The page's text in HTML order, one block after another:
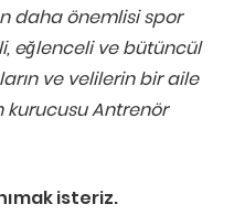
daha önemlisi spor
eğlenceli ve bütüncül
ve velilerin bir aile
kurucusu Antrenör
isteriz.